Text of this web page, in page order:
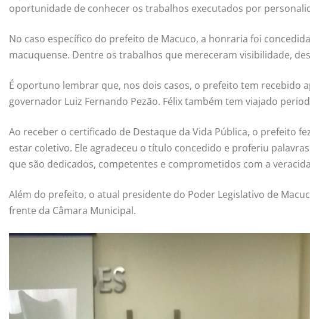
oportunidade de conhecer os trabalhos executados por
No caso específico do prefeito de Macuco, a honraria foi
macuquense. Dentre os trabalhos que mereceram visibilidade,
É oportuno lembrar que, nos dois casos, o prefeito tem recebido
governador Luiz Fernando Pezão. Félix também tem viajado
Ao receber o certificado de Destaque da Vida Pública, o prefeito
estar coletivo. Ele agradeceu o título concedido e proferiu
que são dedicados, competentes e comprometidos com a
Além do prefeito, o atual presidente do Poder Legislativo de
frente da Câmara Municipal.